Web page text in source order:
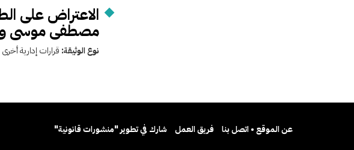
الاعتراض على
مصطفى موسى
نوع الوثيقة: قرارات إدارية أخرى
عن الموقع • اتصل بنا فريق العمل شارك في تطوير "منشورات قانونية"